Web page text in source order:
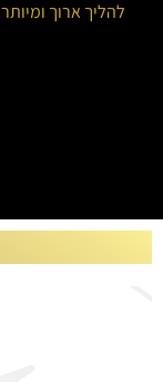
להליך ארוך ומיותר